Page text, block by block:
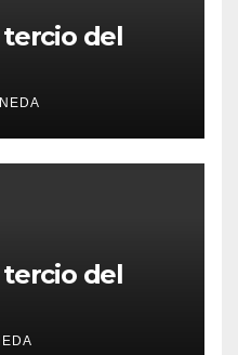
del
del